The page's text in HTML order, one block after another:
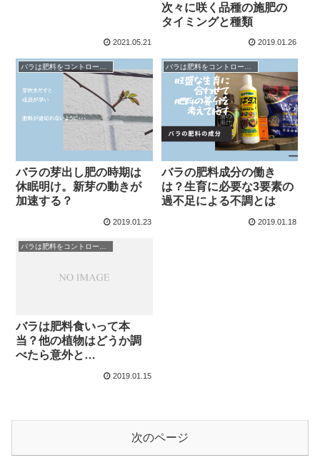
2021.05.21
次々に咲く品種の施肥の
タイミングと種類
2019.01.26
バラの芽出し肥の時期は
休眠明け。新芽の動きが
加速する？
2019.01.23
バラの肥料成分の働き
は？生育に必要な3要素の
過不足による不調とは
2019.01.18
バラは肥料食いって本
当？他の植物はどうか調
べたら意外と…
2019.01.15
次のページ